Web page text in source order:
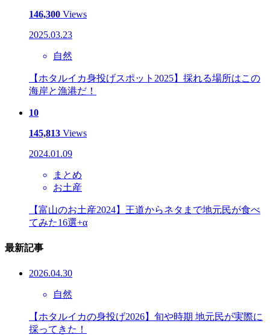
146,300 Views
2025.03.23
自然
【ホタルイカ身投げスポット2025】採れる場所はこの
海岸と漁港だ！
10
145,813 Views
2024.01.09
まとめ
お土産
【富山のお土産2024】王道からネタまで地元民が食べ
てみた16選+α
最新記事
2026.04.30
自然
【ホタルイカの身投げ2026】旬や時期 地元民が実際に
採ってきた！